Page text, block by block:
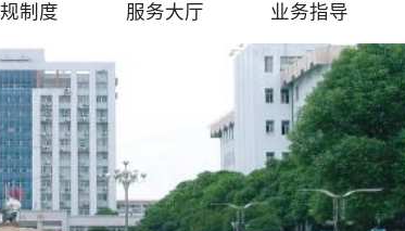
制度 服务大厅 业务指导